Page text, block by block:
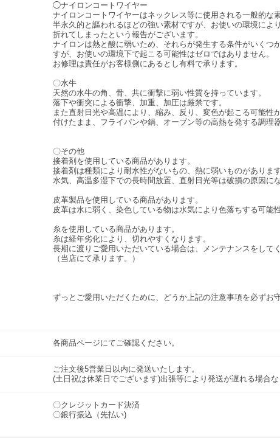
◯ナイロンコートワイヤー
ナイロンコートワイヤーはネックレス等に使用される一般的な素
半永久的と謳われるほどの強い素材ですが、お使いの環境によ
折れてしまったという報告がございます。
ナイロンは熱と酸に弱いため、それらが発生する条件がいくつ
すが、お使いの環境下で起こる可能性はゼロではありません。
お修理は責任がお客様側にあるとし有料で承ります。
〇水牛
天然の水牛の角、骨、共に衝撃に弱い性質を持っています。
落下や衝突による衝撃、加重、加圧は厳禁です。
また直射日光や高温により、縮み、反り、変色が起こる可能性
付けたまま、フライパンや鍋、オーブン等の高熱を発する調理
〇その他
接着剤を使用している商品があります。
接着剤は種類により耐水性がないもの、熱に弱いものがあります
水気、高温多湿下での長時間放置、直射日光等は破損の原因に
皮革製品を使用している商品があります。
皮革は水に弱く、染色している物は水気により色落ちする可能
糸を使用している商品があります。
糸は経年劣化により、切れやすくなります。
長期に渡りご愛用いただいている場合は、メンテナンスをしてく
（当店にて承ります。）
ずっとご愛用いただくために、どうか上記の注意事項を必ずお
各商品ページにてご確認ください。
ご注文後5営業日以内に発送いたします。
(土日祝は休業日でございます)出張等により発送が遅れる場合
〇クレジットカード決済
〇銀行振込（先払い)